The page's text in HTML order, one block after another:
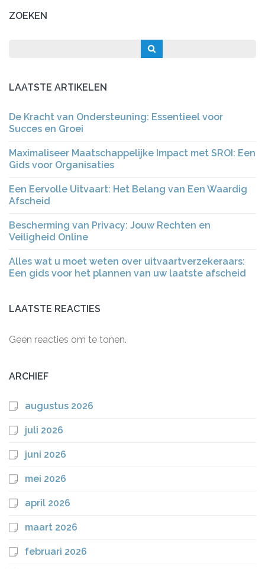
ZOEKEN
LAATSTE ARTIKELEN
De Kracht van Ondersteuning: Essentieel voor
Succes en Groei
Maximaliseer Maatschappelijke Impact met SROI: Een
Gids voor Organisaties
Een Eervolle Uitvaart: Het Belang van Een Waardig
Afscheid
Bescherming van Privacy: Jouw Rechten en
Veiligheid Online
Alles wat u moet weten over uitvaartverzekeraars:
Een gids voor het plannen van uw laatste afscheid
LAATSTE REACTIES
Geen reacties om te tonen.
ARCHIEF
augustus 2026
juli 2026
juni 2026
mei 2026
april 2026
maart 2026
februari 2026